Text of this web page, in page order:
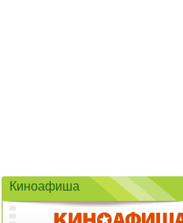
Киноафиша